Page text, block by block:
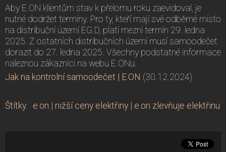
Aby E.ON klientům stav k přelomu roku zaevidoval, je
nutné dodržet termíny. Pro ty, kteří mají své odběrné místo
na distribuční území EG.D, platí mezní termín 29. ledna
2025. Z ostatních distribučních území musí samoodečet
dorazit do 27. ledna 2025. Všechny podstatné informace
naleznou zákazníci na webu E.ONu.
Jak na kontrolní samoodečet | E.ON (30.12.2024)
Štítky: e.on | nižší ceny elektřiny | e.on zlevňuje elektřinu